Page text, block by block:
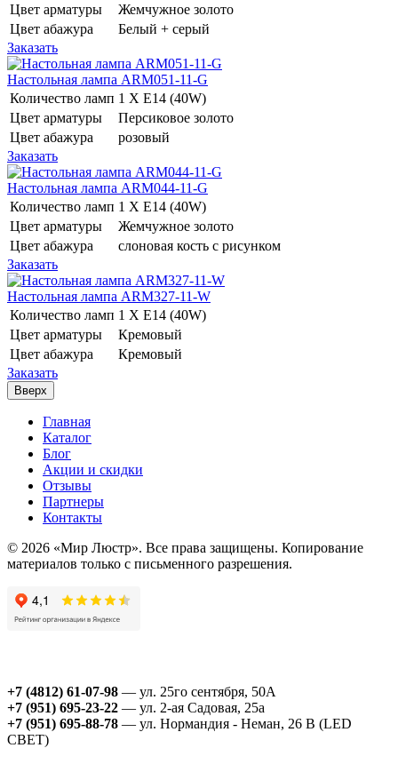
Цвет арматуры
Жемчужное золото
Цвет абажура
Белый + серый
Заказать
Настольная лампа ARM051-11-G
Количество ламп 1 Х E14 (40W)
Цвет арматуры
Персиковое золото
Цвет абажура
розовый
Заказать
Настольная лампа ARM044-11-G
Количество ламп 1 Х E14 (40W)
Цвет арматуры
Жемчужное золото
Цвет абажура
слоновая кость с рисунком
Заказать
Настольная лампа ARM327-11-W
Количество ламп 1 Х E14 (40W)
Цвет арматуры
Кремовый
Цвет абажура
Кремовый
Заказать
Вверх
Главная
Каталог
Блог
Акции и скидки
Отзывы
Партнеры
Контакты
© 2026 «Мир Люстр». Все права защищены. Копирование
материалов только с письменного разрешения.
+7 (4812) 61-07-98 — ул. 25го сентября, 50А
+7 (951) 695-23-22 — ул. 2-ая Садовая, 25а
+7 (951) 695-88-78 — ул. Нормандия - Неман, 26 В (LED
СВЕТ)